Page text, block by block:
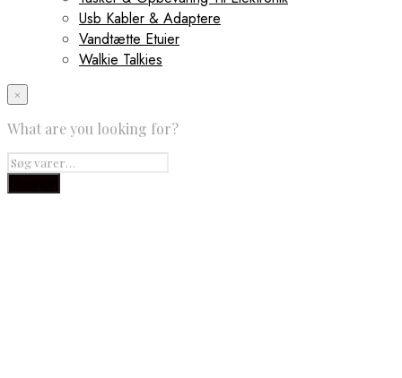
Usb Kabler & Adaptere
Vandtætte Etuier
Walkie Talkies
×
What are you looking for?